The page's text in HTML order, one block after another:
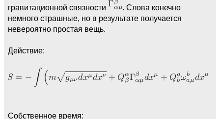
гравитационной связности
. Слова конечно
немного страшные, но в результате получается
невероятно простая вещь.
Действие:
Собственное время: